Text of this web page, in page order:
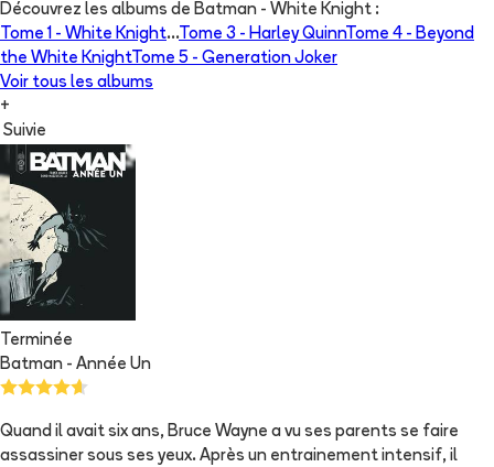
Découvrez les albums de Batman - White Knight :
Tome 1 - White Knight...Tome 3 - Harley QuinnTome 4 - Beyond
the White KnightTome 5 - Generation Joker
Voir tous les albums
+
Suivie
Terminée
Batman - Année Un
Quand il avait six ans, Bruce Wayne a vu ses parents se faire
assassiner sous ses yeux. Après un entrainement intensif, il